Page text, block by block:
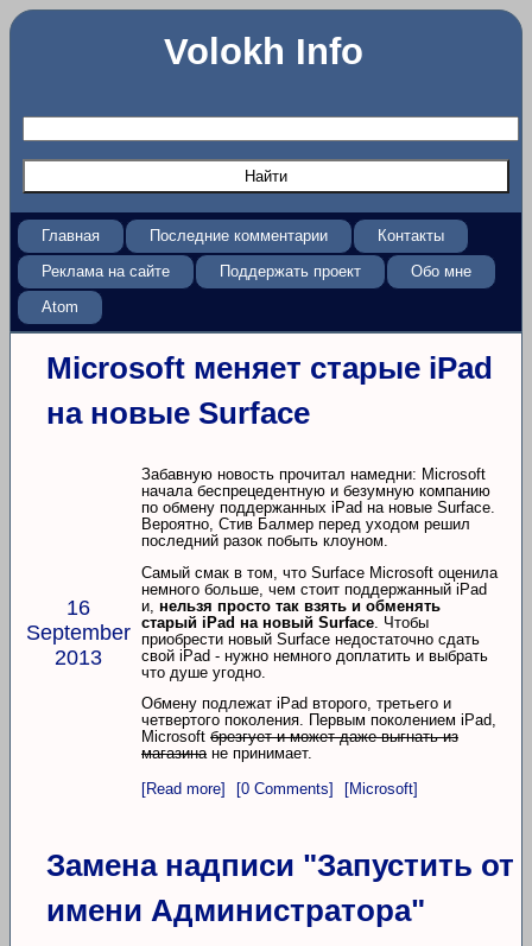
Volokh Info
Главная Последние комментарии
Контакты
Реклама на сайте
Поддержать проект
Обо мне
Atom
Microsoft меняет старые iPad
на новые Surface
16
September
2013
Забавную новость прочитал намедни: Microsoft
начала беспрецедентную и безумную компанию
по обмену поддержанных iPad на новые Surface.
Вероятно, Стив Балмер перед уходом решил
последний разок побыть клоуном.
Самый смак в том, что Surface Microsoft оценила
немного больше, чем стоит поддержанный iPad
и, нельзя просто так взять и обменять
старый iPad на новый Surface . Чтобы
приобрести новый Surface недостаточно сдать
свой iPad - нужно немного доплатить и выбрать
что душе угодно.
Обмену подлежат iPad второго, третьего и
четвертого поколения. Первым поколением iPad,
Microsoft брезгует и может даже выгнать из
магазинане принимает.
[Read more]
[0 Comments] [Microsoft]
Замена надписи "Запустить от
имени Администратора"